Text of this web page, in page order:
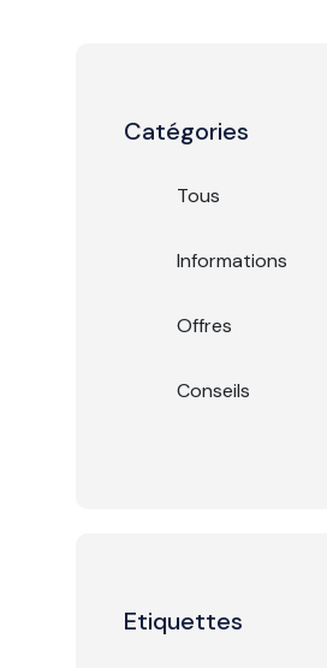
Catégories
Tous
Informations
Offres
Conseils
Etiquettes